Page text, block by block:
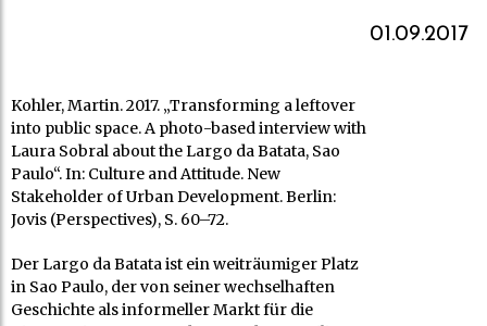
01.09.2017
Kohler, Martin. 2017. „Transforming a leftover
into public space. A photo-based interview with
Laura Sobral about the Largo da Batata, Sao
Paulo“. In: Culture and Attitude. New
Stakeholder of Urban Development. Berlin:
Jovis (Perspectives), S. 60–72.
Der Largo da Batata ist ein weiträumiger Platz
in Sao Paulo, der von seiner wechselhaften
Geschichte als informeller Markt für die